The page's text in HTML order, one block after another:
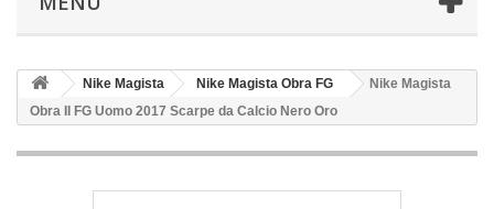
Nike Magista Nike Magista Obra FG
Nike Magista
Obra II FG Uomo 2017 Scarpe da Calcio Nero Oro